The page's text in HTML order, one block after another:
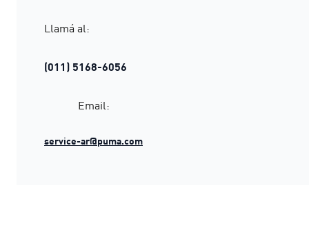
Llamá al:
(011) 5168-6056
Email:
service-ar@puma.com